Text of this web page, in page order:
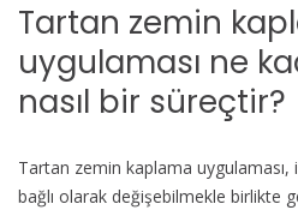
Tartan zemin
uygulaması ne
nasıl bir süreçtir?
Tartan zemin kaplama
bağlı olarak değişebilmekle birlikte